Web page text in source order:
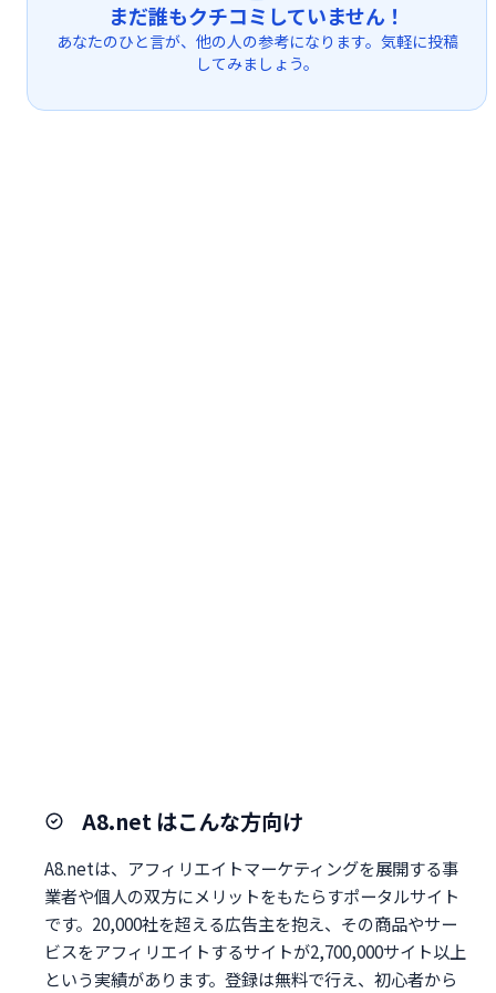
まだ誰もクチコミしていません！
あなたのひと言が、他の人の参考になります。気軽に投稿
してみましょう。
A8.net はこんな方向け
A8.netは、アフィリエイトマーケティングを展開する事
業者や個人の双方にメリットをもたらすポータルサイト
です。20,000社を超える広告主を抱え、その商品やサー
ビスをアフィリエイトするサイトが2,700,000サイト以上
という実績があります。登録は無料で行え、初心者から